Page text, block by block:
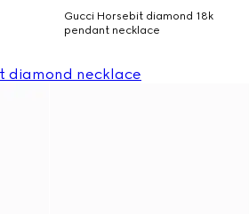
Gucci Horsebit diamond 18k
pendant necklace